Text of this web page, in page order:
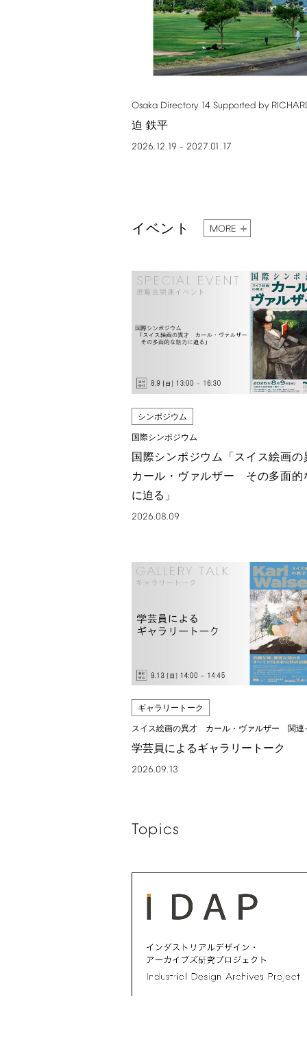
Osaka Directory 14 Supported by
迫 鉄平
2026.12.19 – 2027.01.17
イベント MORE
シンポジウム
国際シンポジウム
国際シンポジウム「スイス絵画
カール・ヴァルザー その多面的
に迫る」
2026.08.09
ギャラリートーク
スイス絵画の異才 カール・ヴァルザー 関連
学芸員によるギャラリートーク
2026.09.13
Topics